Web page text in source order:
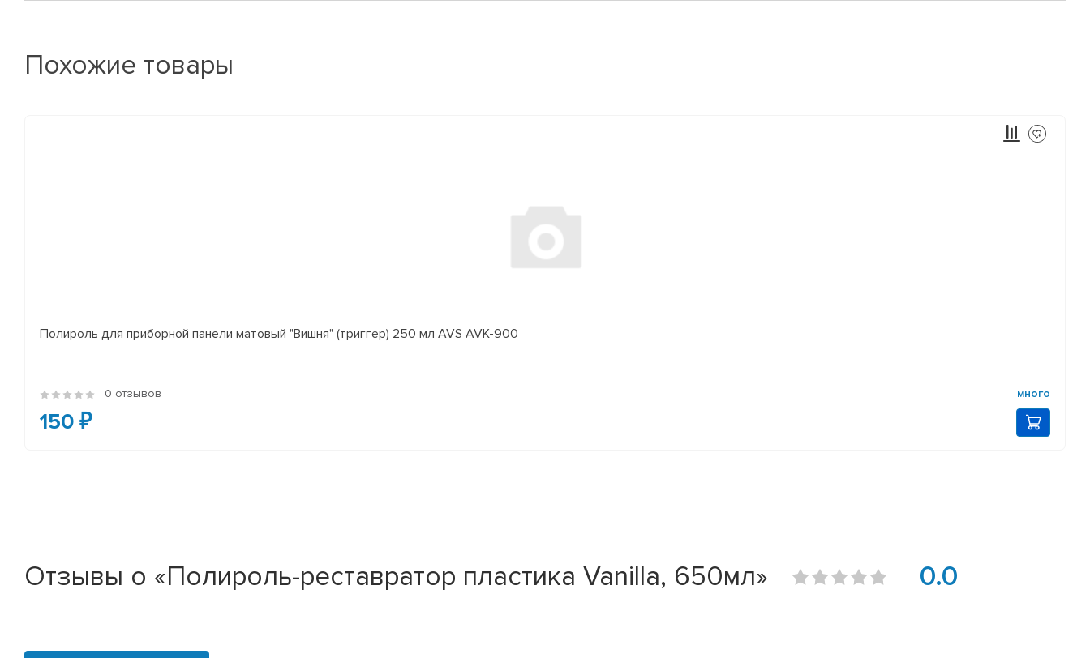
Похожие товары
Полироль для приборной панели матовый "Вишня" (триггер) 250 мл AVS AVK-900
0 отзывов много
150 ₽
Отзывы о «Полироль-реставратор пластика Vanilla, 650мл» 0.0